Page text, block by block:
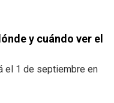
y cuándo ver el
el 1 de septiembre en